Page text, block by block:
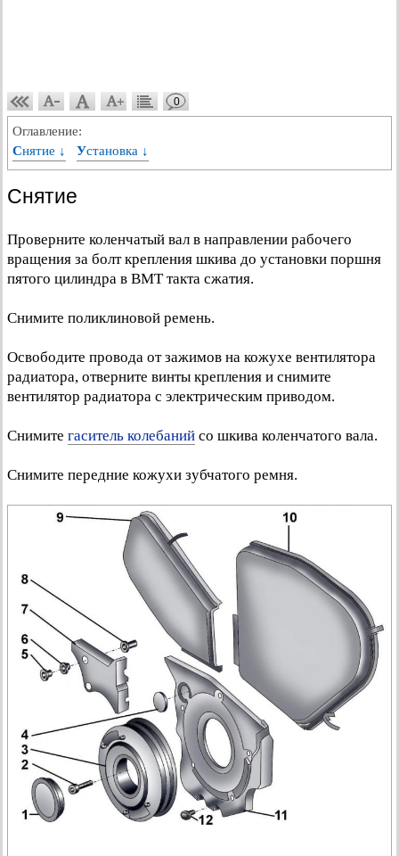
0
Оглавление:
Снятие ↓
Установка ↓
Снятие
Проверните коленчатый вал в направлении рабочего
вращения за болт крепления шкива до установки поршня
пятого цилиндра в ВМТ такта сжатия.
Снимите поликлиновой ремень.
Освободите провода от зажимов на кожухе вентилятора
радиатора, отверните винты крепления и снимите
вентилятор радиатора с электрическим приводом.
Снимите гаситель колебаний со шкива коленчатого вала.
Снимите передние кожухи зубчатого ремня.